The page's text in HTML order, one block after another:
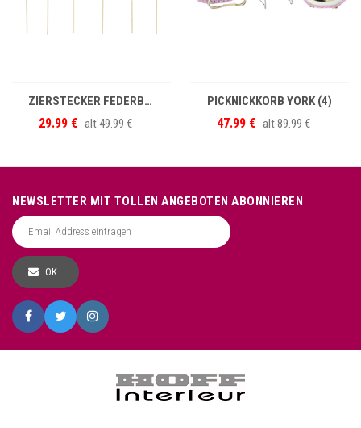
ZIERSTECKER FEDERBÄUME S/6
29.99 € alt49.99 €
PICKNICKKORB YORK (4)
47.99 € alt89.99 €
NEWSLETTER MIT TOLLEN ANGEBOTEN ABONNIEREN
OK